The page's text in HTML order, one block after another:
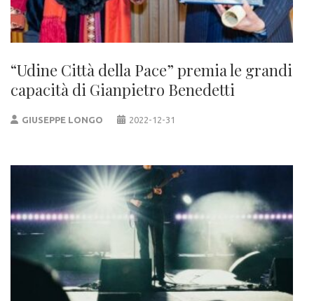
“Udine Città della Pace” premia le grandi
capacità di Gianpietro Benedetti
GIUSEPPE LONGO 2022-12-31